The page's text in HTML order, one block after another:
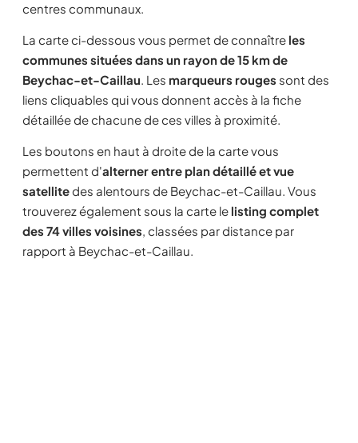
centres communaux.
La carte ci-dessous vous permet de connaître les
communes situées dans un rayon de 15 km de
Beychac-et-Caillau. Les marqueurs rouges sont des
liens cliquables qui vous donnent accès à la fiche
détaillée de chacune de ces villes à proximité.
Les boutons en haut à droite de la carte vous
permettent d'alterner entre plan détaillé et vue
satellitedes alentours de Beychac-et-Caillau. Vous
trouverez également sous la carte le listing complet
des 74 villes voisines, classées par distance par
rapport à Beychac-et-Caillau.